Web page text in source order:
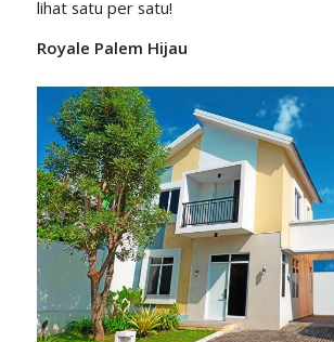
lihat satu per satu!
Royale Palem Hijau